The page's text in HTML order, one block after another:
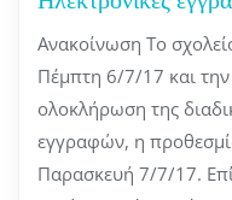
Ανακοίνωση Το
Πέμπτη 6/7/17 και
ολοκλήρωση της
εγγραφών, η
Παρασκευή 7/7/17.